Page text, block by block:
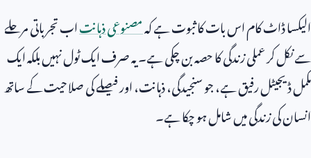
الیکسا ڈاٹ کام اس بات کا ثبوت ہے کہمصنوعی ذہانتاب تجرباتی مرحلے
سے نکل کر عملی زندگی کا حصہ بن چکی ہے۔ یہ صرف ایک ٹول نہیں بلکہ ایک
مکمل ڈیجیٹل رفیق ہے، جو سنجیدگی، ذہانت، اور فیصلے کی صلاحیت کے ساتھ
انسان کی زندگی میں شامل ہو چکا ہے۔